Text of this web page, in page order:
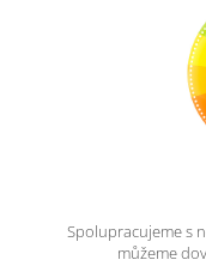
Spolupracujeme s
můžeme